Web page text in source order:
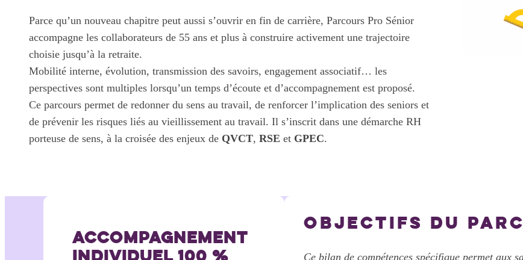
Parce qu’un nouveau chapitre peut aussi s’ouvrir en fin de carrière, Parcours Pro Sénior
accompagne les collaborateurs de 55 ans et plus à construire activement une trajectoire
choisie jusqu’à la retraite.
Mobilité interne, évolution, transmission des savoirs, engagement associatif… les
perspectives sont multiples lorsqu’un temps d’écoute et d’accompagnement est proposé.
Ce parcours permet de redonner du sens au travail, de renforcer l’implication des seniors et
de prévenir les risques liés au vieillissement au travail. Il s’inscrit dans une démarche RH
porteuse de sens, à la croisée des enjeux de QVCT, RSE et GPEC.
ACCOMPAGNEMENT
OBJECTIFS DU
Ce bilan de compétences spécifique permet aux